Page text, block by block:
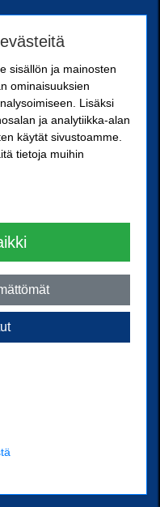
Oy
Oy
10
sisällön ja mainosten
ominaisuuksien
Lisäksi
ja analytiikka-alan
käytät sivustoamme.
tietoja muihin